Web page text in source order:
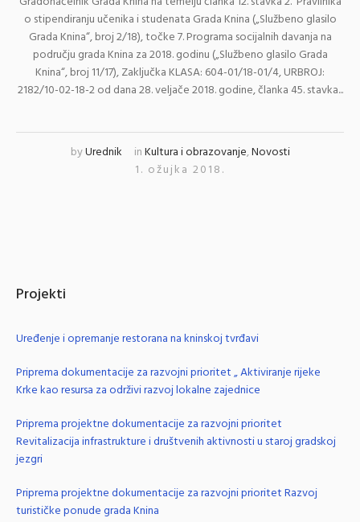
o stipendiranju učenika i studenata Grada Knina („Službeno glasilo
Grada Knina“, broj 2/18), točke 7. Programa socijalnih davanja na
području grada Knina za 2018. godinu („Službeno glasilo Grada
Knina“, broj 11/17), Zaključka KLASA: 604-01/18-01/4, URBROJ:
2182/10-02-18-2 od dana 28. veljače 2018. godine, članka 45. stavka...
byUrednik inKultura i obrazovanje,Novosti
1. ožujka 2018.
Projekti
Uređenje i opremanje restorana na kninskoj tvrđavi
Priprema dokumentacije za razvojni prioritet „ Aktiviranje rijeke
Krke kao resursa za održivi razvoj lokalne zajednice
Priprema projektne dokumentacije za razvojni prioritet
Revitalizacija infrastrukture i društvenih aktivnosti u staroj gradskoj
jezgri
Priprema projektne dokumentacije za razvojni prioritet Razvoj
turističke ponude grada Knina